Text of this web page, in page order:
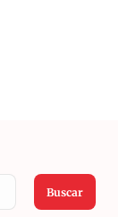
Buscar